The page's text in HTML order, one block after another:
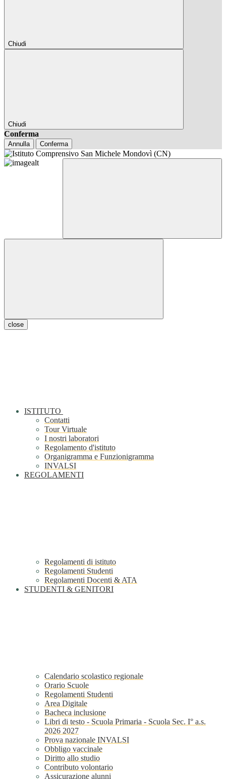
Chiudi
Chiudi
Conferma
Annulla Conferma
close
ISTITUTO
Contatti
Tour Virtuale
I nostri laboratori
Regolamento d'istituto
Organigramma e Funzionigramma
INVALSI
REGOLAMENTI
Regolamenti di istituto
Regolamenti Studenti
Regolamenti Docenti & ATA
STUDENTI & GENITORI
Calendario scolastico regionale
Orario Scuole
Regolamenti Studenti
Area Digitale
Bacheca inclusione
Libri di testo - Scuola Primaria - Scuola Sec. I° a.s.
2026 2027
Prova nazionale INVALSI
Obbligo vaccinale
Diritto allo studio
Contributo volontario
Assicurazione alunni